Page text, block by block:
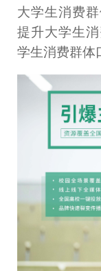
大学生消费
提升大学生
学生消费群体